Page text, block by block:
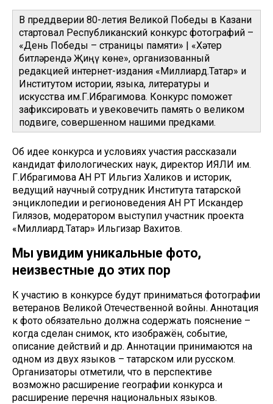
В преддверии 80-летия Великой Победы в Казани
стартовал Республиканский конкурс фотографий –
«День Победы – страницы памяти» | «Хәтер
битләрендә Җиңү көне», организованный
редакцией интернет-издания «Миллиард.Татар» и
Институтом истории, языка, литературы и
искусства им.Г.Ибрагимова. Конкурс поможет
зафиксировать и увековечить память о великом
подвиге, совершенном нашими предками.
Об идее конкурса и условиях участия рассказали
кандидат филологических наук, директор ИЯЛИ им.
Г.Ибрагимова АН РТ Ильгиз Халиков и историк,
ведущий научный сотрудник Института татарской
энциклопедии и регионоведения АН РТ Искандер
Гилязов, модератором выступил участник проекта
«Миллиард.Татар» Ильгизар Вахитов.
Мы увидим уникальные фото,
неизвестные до этих пор
К участию в конкурсе будут приниматься фотографии
ветеранов Великой Отечественной войны. Аннотация
к фото обязательно должна содержать пояснение –
когда сделан снимок, кто изображён, событие,
описание действий и др. Аннотации принимаются на
одном из двух языков – татарском или русском.
Организаторы отметили, что в перспективе
возможно расширение географии конкурса и
расширение перечня национальных языков.